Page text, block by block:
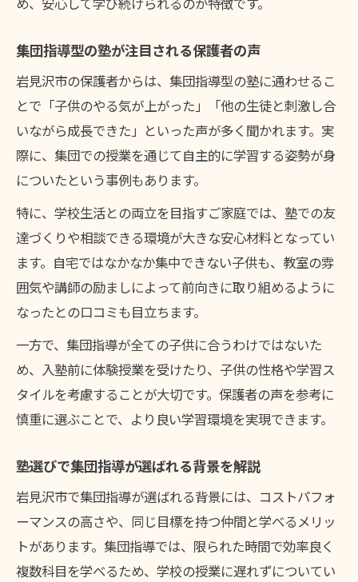
集団指導型の塾が注目される保護者の声
岩見沢市の保護者からは、集団指導型の塾に通わせるこ
とで「子供のやる気が上がった」「他の生徒と刺激し合
いながら成長できた」といった声が多く聞かれます。実
際に、集団での授業を通じて自主的に学習する姿勢が身
についたという事例もあります。
特に、学校生活との両立を目指すご家庭では、塾での友
達づくりや相談できる環境が大きな安心材料となってい
ます。自宅ではなかなか集中できない子供も、教室の雰
囲気や講師の励ましによって前向きに取り組めるように
なったとの口コミも目立ちます。
一方で、集団指導が全ての子供に合うわけではないた
め、入塾前に体験授業を受けたり、子供の性格や学習ス
タイルを考慮することが大切です。保護者の声を参考に
慎重に選ぶことで、より良い学習環境を実現できます。
塾選びで集団指導が選ばれる背景を解説
岩見沢市で集団指導が選ばれる背景には、コストパフォ
ーマンスの高さや、同じ目標を持つ仲間と学べるメリッ
トがあります。集団指導では、限られた時間で効率良く
複数科目を学べるため、学校の授業に遅れずについてい